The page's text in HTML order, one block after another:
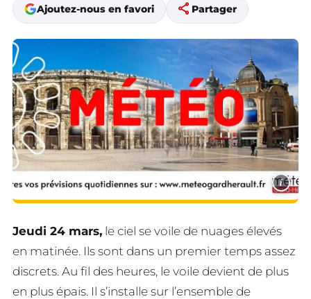
Ajoutez-nous en favori share Partager
i
Jeudi 24 mars, le ciel se voile de nuages élevés
en matinée. Ils sont dans un premier temps assez
discrets. Au fil des heures, le voile devient de plus
en plus épais. Il s’installe sur l’ensemble de